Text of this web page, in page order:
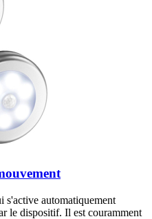
s'active automatiquement
le dispositif. Il est couramment